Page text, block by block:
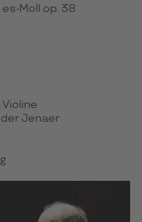
es-Moll op. 38
Jenaer